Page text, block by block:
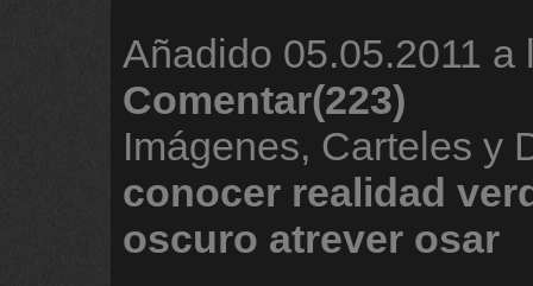
Añadido 05.05.2011 a
Comentar(223)
Imágenes, Carteles y
conocer realidad
oscuro atrever osar